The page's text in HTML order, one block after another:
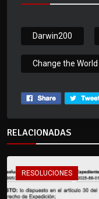
Darwin200
Change the World
RELACIONADAS
RESOLUCIONES